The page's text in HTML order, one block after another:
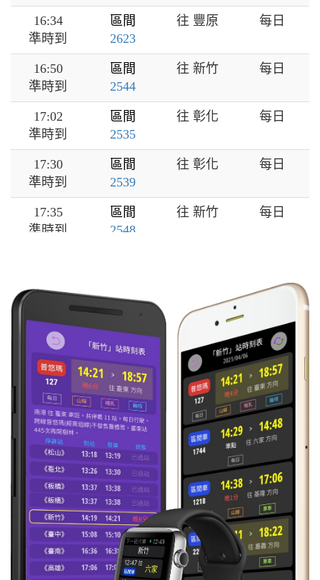
16:34
準時到
區間
2623
往 豐原 每日
16:50
準時到
區間
2544
往 新竹 每日
17:02
準時到
區間
2535
往 彰化 每日
17:30
準時到
區間
2539
往 彰化 每日
17:35
準時到
區間
2548
往 新竹 每日
準時到
區間
往 大甲
18:25
準時到
區間
2550
往 新竹
18:37
準時到
區間
2627
往 豐原 每日
18:47
準時到
區間
2543
往 彰化
18:59
準時到
區間
2622
往 通霄 每日
19:36
準時到
區間
2554
往 竹北 每日